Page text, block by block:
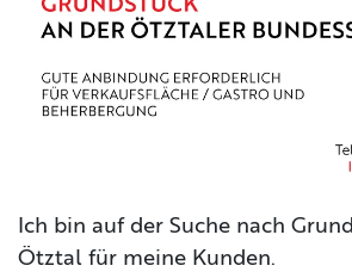
CONTACT
IMPRINT
Ich bin auf der Suche nach
Ötztal für meine Kunden.